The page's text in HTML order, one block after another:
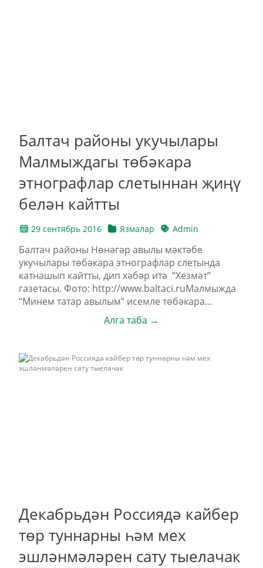
Балтач районы укучылары
Малмыждагы төбәкара
этнографлар слетыннан җиңү
белән кайтты
29 сентябрь 2016 Язмалар Admin
Балтач районы Нөнәгәр авылы мәктәбе
укучылары төбәкара этнографлар слетында
катнашып кайтты, дип хәбәр итә “Хезмәт”
газетасы. Фото: http://www.baltaci.ruМалмыжда
“Минем татар авылым” исемле төбәкара...
Алга таба →
Декабрьдән Россиядә кайбер
төр туннарны һәм мех
эшләнмәләрен сату тыелачак